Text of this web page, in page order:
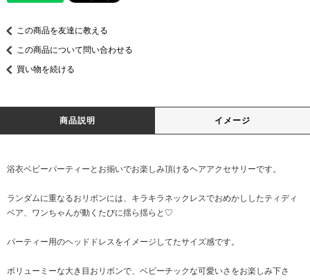
この商品を友達に教える
この商品について問い合わせる
買い物を続ける
商品説明 イメージ
浴衣ベビーパーティーとお揃いでお楽しみ頂けるヘアアクセサリーです。
ランダムに重なるおリボンには、キラキラネックレスでおめかししたティディ
ベア、ワンちゃんが動くたびに揺ら揺らと♡
パーティー用のヘッドドレスをイメージしてたサイズ感です。
ボリューミーな大き目おリボンで、ベビーチックな可愛いさをお楽しみ下さ